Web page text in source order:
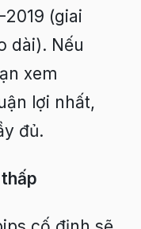
(giai
dài). Nếu
xem
lợi nhất,
đủ.